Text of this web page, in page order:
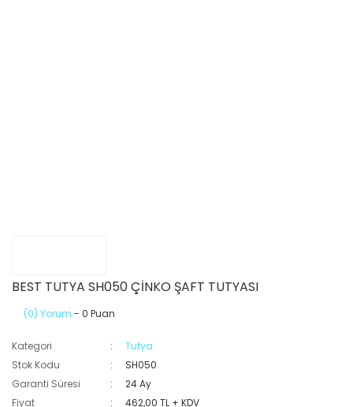
BEST TUTYA SH050 ÇİNKO ŞAFT TUTYASI
(0) Yorum - 0 Puan
Kategori
Tutya
Stok Kodu
SH050
Garanti Süresi
24 Ay
Fiyat
462,00 TL + KDV